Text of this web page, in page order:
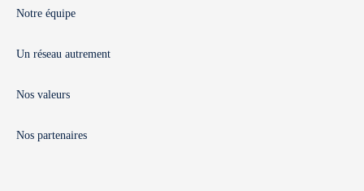
Notre équipe
Un réseau autrement
Nos valeurs
Nos partenaires